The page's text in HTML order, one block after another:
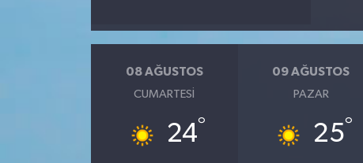
08 AĞUSTOS
CUMARTESI
24°
09 AĞUSTOS
PAZAR
25°